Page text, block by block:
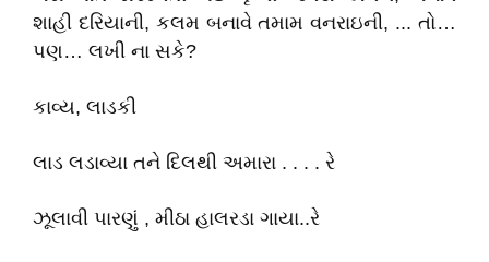
શાહી દરિયાની, કલમ બનાવે તમામ વનરાઇની, ... તો…
પણ… લખી ના સકે?
કાવ્ય, લાડકી
લાડ લડાવ્યા તને દિલથી અમારા . . . . રે
ઝૂલાવી પારણું , મીઠા હાલરડા ગાયા..રે